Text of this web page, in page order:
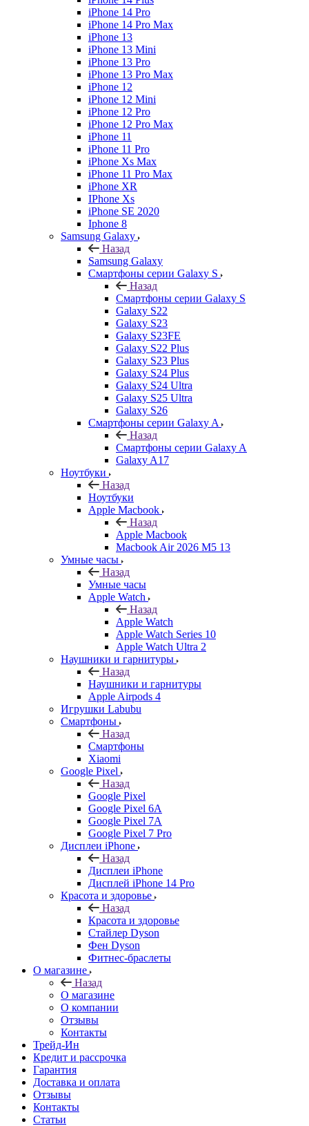
iPhone 14 Pro
iPhone 14 Pro Max
iPhone 13
iPhone 13 Mini
iPhone 13 Pro
iPhone 13 Pro Max
iPhone 12
iPhone 12 Mini
iPhone 12 Pro
iPhone 12 Pro Max
iPhone 11
iPhone 11 Pro
iPhone Xs Max
iPhone 11 Pro Max
iPhone XR
IPhone Xs
iPhone SE 2020
Iphone 8
Samsung Galaxy
Назад
Samsung Galaxy
Смартфоны серии Galaxy S
Назад
Смартфоны серии Galaxy S
Galaxy S22
Galaxy S23
Galaxy S23FE
Galaxy S22 Plus
Galaxy S23 Plus
Galaxy S24 Plus
Galaxy S24 Ultra
Galaxy S25 Ultra
Galaxy S26
Смартфоны серии Galaxy A
Назад
Смартфоны серии Galaxy A
Galaxy A17
Ноутбуки
Назад
Ноутбуки
Apple Macbook
Назад
Apple Macbook
Macbook Air 2026 M5 13
Умные часы
Назад
Умные часы
Apple Watch
Назад
Apple Watch
Apple Watch Series 10
Apple Watch Ultra 2
Наушники и гарнитуры
Назад
Наушники и гарнитуры
Apple Airpods 4
Игрушки Labubu
Смартфоны
Назад
Смартфоны
Xiaomi
Google Pixel
Назад
Google Pixel
Google Pixel 6A
Google Pixel 7А
Google Pixel 7 Pro
Дисплеи iPhone
Назад
Дисплеи iPhone
Дисплей iPhone 14 Pro
Красота и здоровье
Назад
Красота и здоровье
Стайлер Dyson
Фен Dyson
Фитнес-браслеты
О магазине
Назад
О магазине
О компании
Отзывы
Контакты
Трейд-Ин
Кредит и рассрочка
Гарантия
Доставка и оплата
Отзывы
Контакты
Статьи